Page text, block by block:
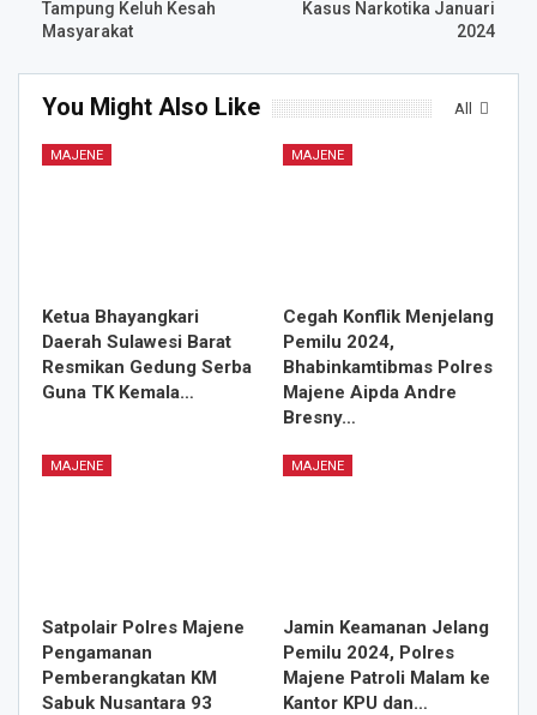
Tampung Keluh Kesah
Masyarakat
Kasus Narkotika Januari
2024
All
You Might Also Like
MAJENE
Ketua Bhayangkari
Daerah Sulawesi Barat
Resmikan Gedung Serba
Guna TK Kemala…
MAJENE
Cegah Konflik Menjelang
Pemilu 2024,
Bhabinkamtibmas Polres
Majene Aipda Andre
Bresny…
MAJENE
Satpolair Polres Majene
Pengamanan
Pemberangkatan KM
Sabuk Nusantara 93
MAJENE
Jamin Keamanan Jelang
Pemilu 2024, Polres
Majene Patroli Malam ke
Kantor KPU dan…